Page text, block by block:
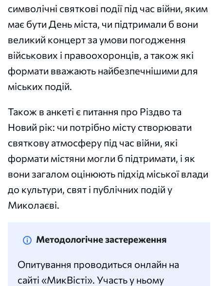
символічні святкові події під час війни, яким
має бути День міста, чи підтримали б вони
великий концерт за умови погодження
військових і правоохоронців, а також які
формати вважають найбезпечнішими для
міських подій.
Також в анкеті є питання про Різдво та
Новий рік: чи потрібно місту створювати
святкову атмосферу під час війни, які
формати містяни могли б підтримати, і як
вони загалом оцінюють підхід міської влади
до культури, свят і публічних подій у
Миколаєві.
Методологічне застереження
Опитування проводиться онлайн на
сайті «МикВісті». Участь у ньому